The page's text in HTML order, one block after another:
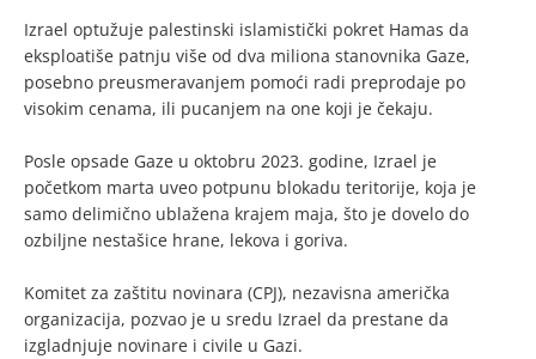
Izrael optužuje palestinski islamistički pokret Hamas da
eksploatiše patnju više od dva miliona stanovnika Gaze,
posebno preusmeravanjem pomoći radi preprodaje po
visokim cenama, ili pucanjem na one koji je čekaju.
Posle opsade Gaze u oktobru 2023. godine, Izrael je
početkom marta uveo potpunu blokadu teritorije, koja je
samo delimično ublažena krajem maja, što je dovelo do
ozbiljne nestašice hrane, lekova i goriva.
Komitet za zaštitu novinara (CPJ), nezavisna američka
organizacija, pozvao je u sredu Izrael da prestane da
izgladnjuje novinare i civile u Gazi.